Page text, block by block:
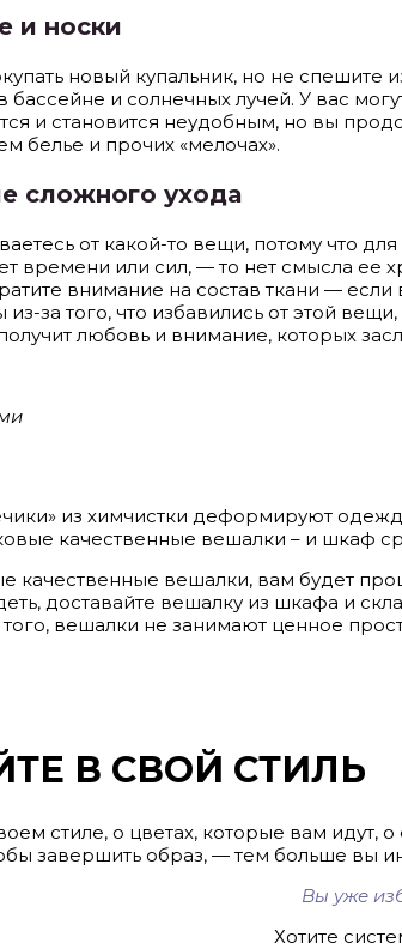
и носки
новый купальник, но не спешите
и солнечных лучей. У вас
и становится неудобным, но вы
белье и прочих «мелочах».
сложного ухода
от какой-то вещи, потому что
времени или сил, — то нет смысла ее
внимание на состав ткани —
за того, что избавились от этой
любовь и внимание, которых
из химчистки деформируют
качественные вешалки – и шкаф
качественные вешалки, вам будет
доставайте вешалку из шкафа и
вешалки не занимают ценное
В СВОЙ СТИЛЬ
стиле, о цветах, которые вам
завершить образ, — тем больше вы
Вы уже
Хотите